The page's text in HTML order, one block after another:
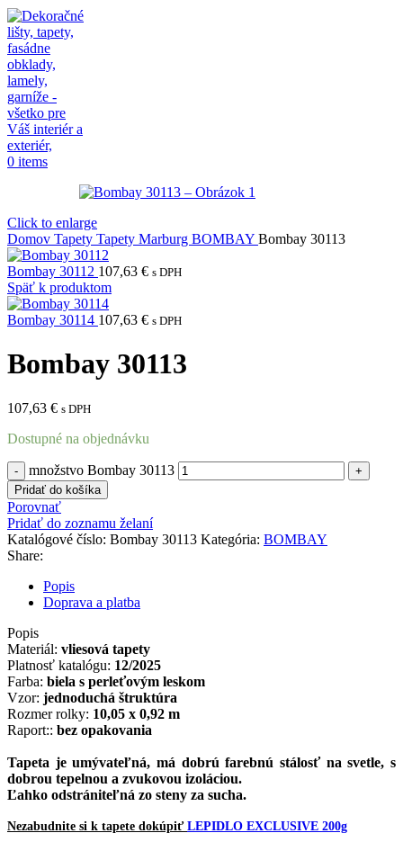
0 items
Click to enlarge
Domov Tapety Tapety Marburg BOMBAY Bombay 30113
Bombay 30112 107,63 € s DPH
Späť k produktom
Bombay 30114 107,63 € s DPH
Bombay 30113
107,63 € s DPH
Dostupné na objednávku
množstvo Bombay 30113
Pridať do košíka
Porovnať
Pridať do zoznamu želaní
Katalógové číslo: Bombay 30113 Kategória: BOMBAY
Share:
Popis
Doprava a platba
Popis
Materiál: vliesová tapety
Platnosť katalógu: 12/2025
Farba: biela s perleťovým leskom
Vzor: jednoduchá štruktúra
Rozmer rolky: 10,05 x 0,92 m
Raport:: bez opakovania
Tapeta je umývateľná, má dobrú farebnú stálosť na svetle, s
dobrou tepelnou a zvukovou izoláciou.
Ľahko odstrániteľná zo steny za sucha.
Nezabudnite si k tapete dokúpiť LEPIDLO EXCLUSIVE 200g